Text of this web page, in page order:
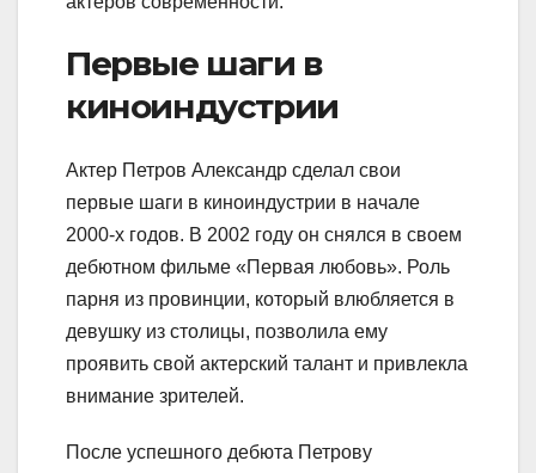
Первые шаги в
киноиндустрии
Актер Петров Александр сделал свои
первые шаги в киноиндустрии в начале
2000-х годов. В 2002 году он снялся в своем
дебютном фильме «Первая любовь». Роль
парня из провинции, который влюбляется в
девушку из столицы, позволила ему
проявить свой актерский талант и привлекла
внимание зрителей.
После успешного дебюта Петрову